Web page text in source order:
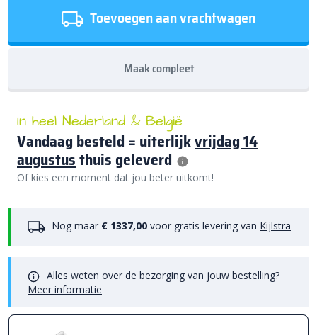
Toevoegen aan vrachtwagen
Maak compleet
In heel Nederland & België
Vandaag besteld = uiterlijkvrijdag 14
augustusthuis geleverd
Of kies een moment dat jou beter uitkomt!
Nog maar € 1337,00 voor gratis levering van Kijlstra
Alles weten over de bezorging van jouw bestelling?
Meer informatie